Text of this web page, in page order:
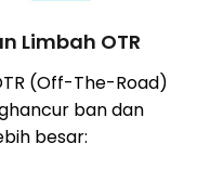
Limbah OTR
(Off-The-Road)
ban dan
besar: